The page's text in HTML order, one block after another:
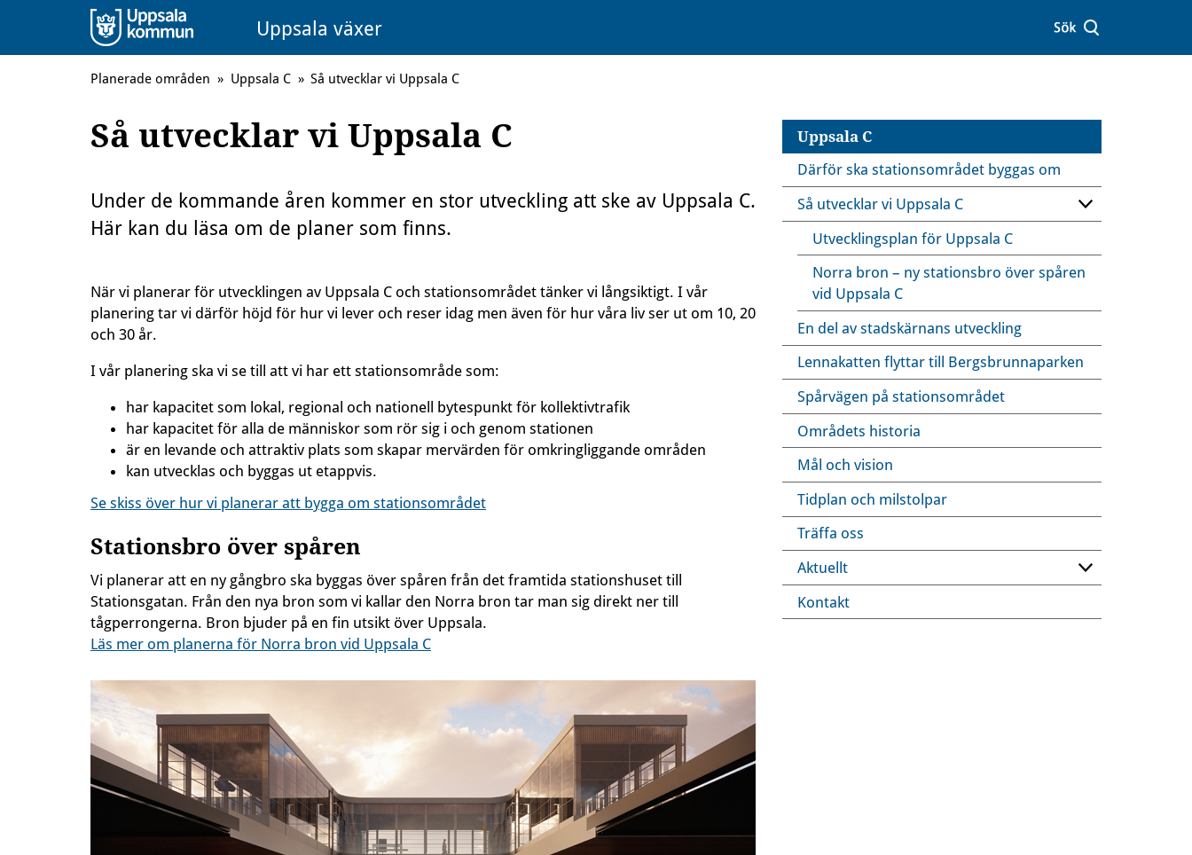
Uppsala växer
Uppsala C
Därför ska stationsområdet byggas om
Så utvecklar vi Uppsala C
Utvecklingsplan för Uppsala C
Norra bron – ny stationsbro över spåren
vid Uppsala C
En del av stadskärnans utveckling
Lennakatten flyttar till Bergsbrunnaparken
Spårvägen på stationsområdet
Områdets historia
Mål och vision
Tidplan och milstolpar
Träffa oss
Aktuellt
Kontakt
Planerade områden » Uppsala C» Så utvecklar vi Uppsala C
Så utvecklar vi Uppsala C
Under de kommande åren kommer en stor utveckling att ske av Uppsala C.
Här kan du läsa om de planer som finns.
När vi planerar för utvecklingen av Uppsala C och stationsområdet tänker vi långsiktigt. I vår
planering tar vi därför höjd för hur vi lever och reser idag men även för hur våra liv ser ut om 10, 20
och 30 år.
I vår planering ska vi se till att vi har ett stationsområde som:
har kapacitet som lokal, regional och nationell bytespunkt för kollektivtrafik
har kapacitet för alla de människor som rör sig i och genom stationen
är en levande och attraktiv plats som skapar mervärden för omkringliggande områden
kan utvecklas och byggas ut etappvis.
Se skiss över hur vi planerar att bygga om stationsområdet
Stationsbro över spåren
Vi planerar att en ny gångbro ska byggas över spåren från det framtida stationshuset till
Stationsgatan. Från den nya bron som vi kallar den Norra bron tar man sig direkt ner till
tågperrongerna. Bron bjuder på en fin utsikt över Uppsala.
Läs mer om planerna för Norra bron vid Uppsala C